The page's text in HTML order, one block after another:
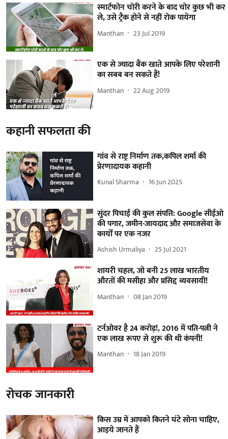
स्मार्टफोन चोरी करने के बाद चोर कुछ भी कर
ले, उसे ट्रैक होने से नहीं रोक पायेगा
Manthan 23 Jul 2019
एक से ज्यादा बैंक खाते आपके लिए परेशानी
का सबब बन सकते हैं!
Manthan 22 Aug 2019
कहानी सफलता की
गांव से राष्ट्र निर्माण तक,कपिल शर्मा की
प्रेरणादायक कहानी
Kunal Sharma 16 Jun 2025
सुंदर पिचाई की कुल संपत्ति: Google सीईओ
की पगार, जमीन-जायदाद और समाजसेवा के
कार्यों पर एक नजर
Ashish Urmaliya 25 Jul 2021
शायरी चहल, जो बनी 25 लाख भारतीय
औरतों की मसीहा और प्रसिद्द व्यवसायी!
Manthan 08 Jan 2019
टर्नओवर है 24 करोड़!, 2016 में पति-पत्नी ने
एक लाख रूपए से शुरू की थी कंपनी!
Manthan 18 Jan 2019
रोचक जानकारी
किस उम्र में आपको कितने घंटे सोना चाहिए,
आइये जानते हैं